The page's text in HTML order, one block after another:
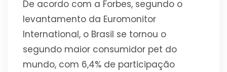
De acordo com a Forbes, segundo o
levantamento da Euromonitor
International, o Brasil se tornou o
segundo maior consumidor pet do
mundo, com 6,4% de participação